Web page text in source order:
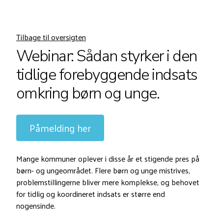
Tilbage til oversigten
Webinar: Sådan styrker i den
tidlige forebyggende indsats
omkring børn og unge.
Påmelding her
Mange kommuner oplever i disse år et stigende pres på
børn- og ungeområdet. Flere børn og unge mistrives,
problemstillingerne bliver mere komplekse, og behovet
for tidlig og koordineret indsats er større end
nogensinde.